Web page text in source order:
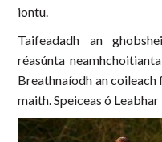
iontu.
Taifeadadh an
réasúnta
Breathnaíodh an coileach
maith. Speiceas ó Leabhar